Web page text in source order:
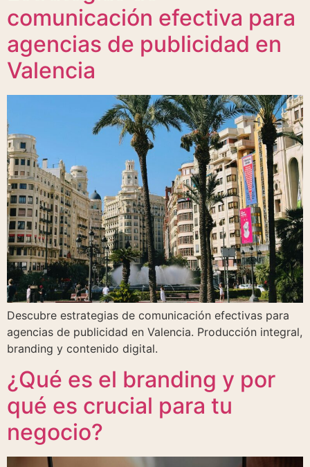
comunicación efectiva para
agencias de publicidad en
Valencia
Descubre estrategias de comunicación efectivas para
agencias de publicidad en Valencia. Producción integral,
branding y contenido digital.
¿Qué es el branding y por
qué es crucial para tu
negocio?